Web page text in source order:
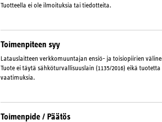
Tuotteella ei ole ilmoituksia tai tiedotteita.
Toimenpiteen syy
Latauslaitteen verkkomuuntajan ensiö- ja toisiopiirien
Tuote ei täytä sähköturvallisuuslain (1135/2016) eikä
vaatimuksia.
Toimenpide / Päätös